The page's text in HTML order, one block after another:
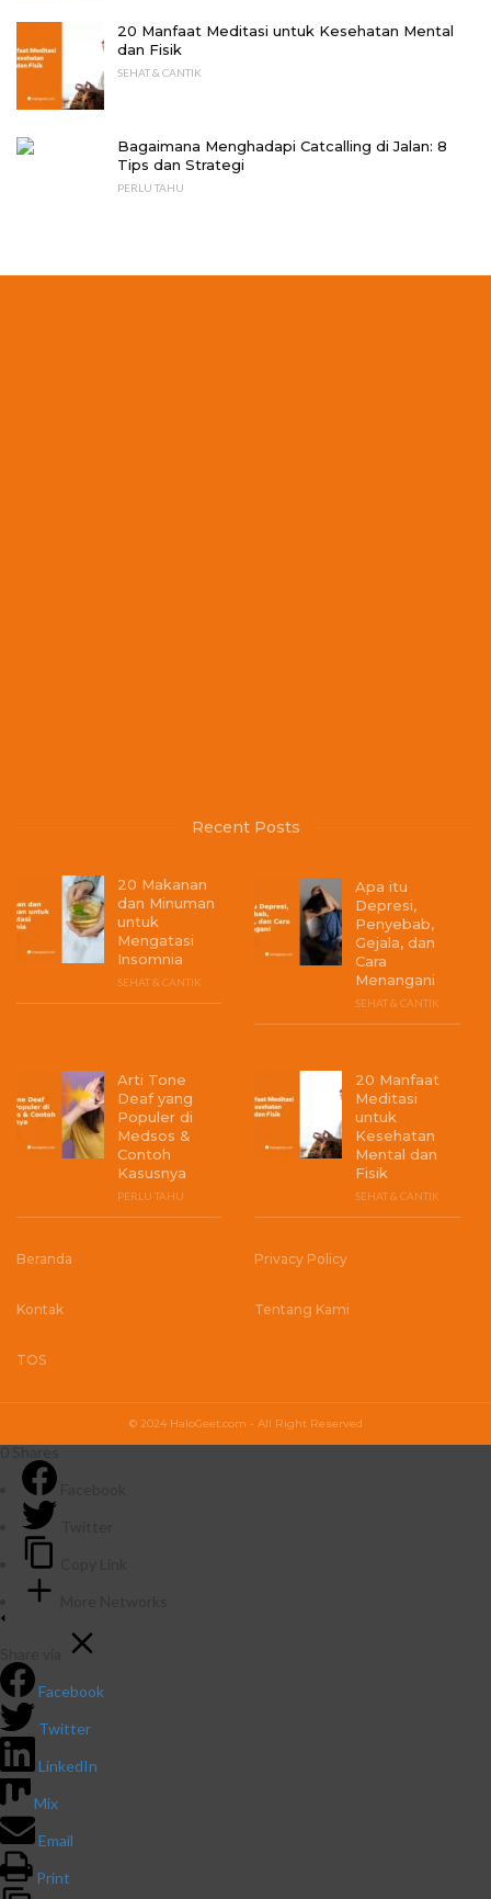
20 Manfaat Meditasi untuk Kesehatan Mental
dan Fisik
SEHAT & CANTIK
Bagaimana Menghadapi Catcalling di Jalan: 8
Tips dan Strategi
PERLU TAHU
Recent Posts
20 Makanan
dan Minuman
untuk
Mengatasi
Insomnia
SEHAT & CANTIK
Apa itu
Depresi,
Penyebab,
Gejala, dan
Cara
Menangani
SEHAT & CANTIK
Arti Tone
Deaf yang
Populer di
Medsos &
Contoh
Kasusnya
PERLU TAHU
20 Manfaat
Meditasi
untuk
Kesehatan
Mental dan
Fisik
SEHAT & CANTIK
Beranda Privacy Policy
Kontak Tentang Kami
TOS
© 2024 HaloGeet.com - All Right Reserved
Facebook
Twitter
LinkedIn
Mix
Email
Print